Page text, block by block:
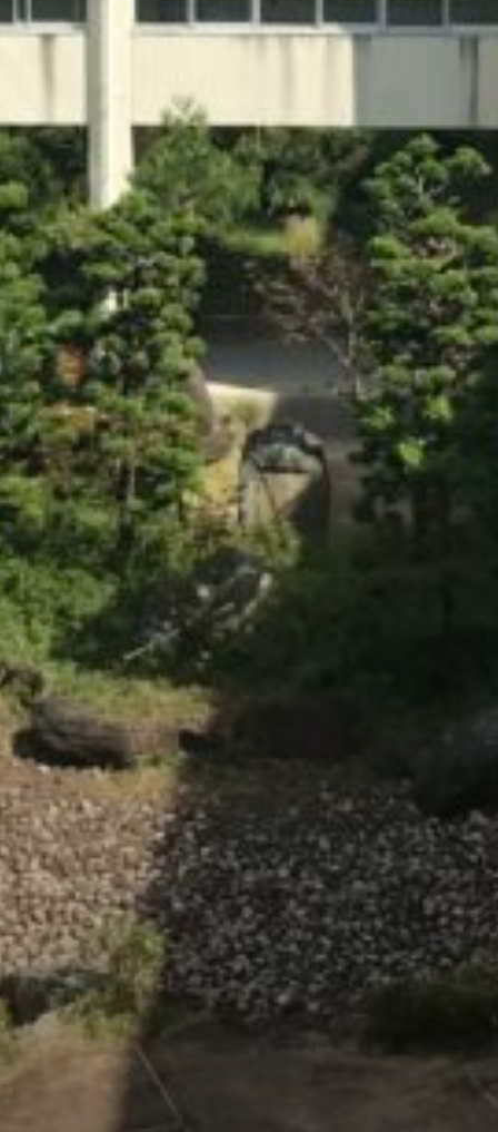
: Attempt to read property "cat_name" on null in
/home/sakurazuka/sakurazuka.ed.jp/public_html/wp-conten
t/themes/sakurazuka_2020/header.php